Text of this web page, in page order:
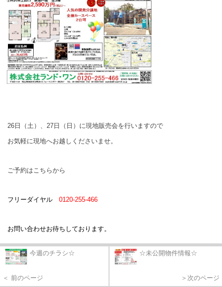
26日（土）、27日（日）に現地販売会を行いますので
お気軽に現地へお越しくださいませ。
ご予約はこちらから
フリーダイヤル 0120-255-466
お問い合わせお待ちしております。
今週のチラシ☆
＜ 前のページ
☆未公開物件情報☆
＞次のページ